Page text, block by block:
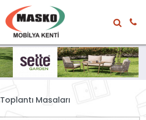
Toplantı Masaları